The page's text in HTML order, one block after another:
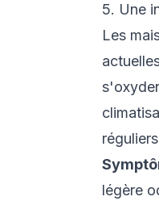
5. Une
Les
légère